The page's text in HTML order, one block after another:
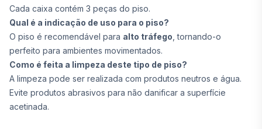
Cada caixa contém 3 peças do piso.
Qual é a indicação de uso para o piso?
O piso é recomendável para alto tráfego , tornando-o
perfeito para ambientes movimentados.
Como é feita a limpeza deste tipo de piso?
A limpeza pode ser realizada com produtos neutros e água.
Evite produtos abrasivos para não danificar a superfície
acetinada.